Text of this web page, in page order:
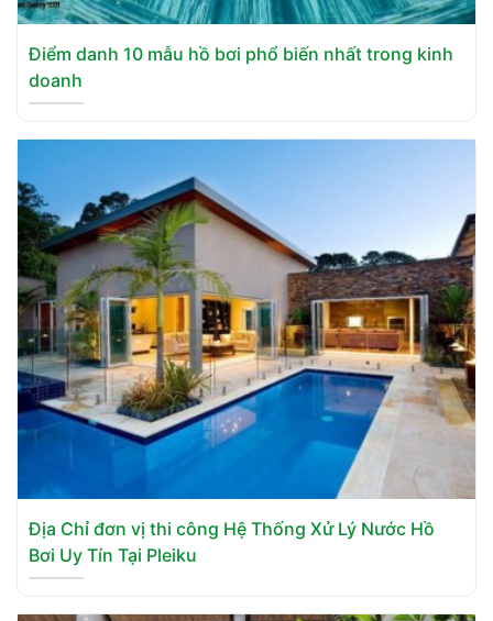
Điểm danh 10 mẫu hồ bơi phổ biến nhất trong kinh
doanh
Địa Chỉ đơn vị thi công Hệ Thống Xử Lý Nước Hồ
Bơi Uy Tín Tại Pleiku